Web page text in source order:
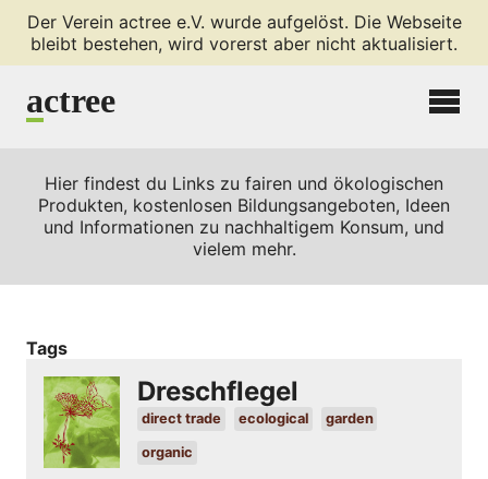
Der Verein actree e.V. wurde aufgelöst. Die Webseite
bleibt bestehen, wird vorerst aber nicht aktualisiert.
actree
Hier findest du Links zu fairen und ökologischen
Produkten, kostenlosen Bildungsangeboten, Ideen
und Informationen zu nachhaltigem Konsum, und
vielem mehr.
Tags
Dreschflegel
direct trade ecological garden
organic